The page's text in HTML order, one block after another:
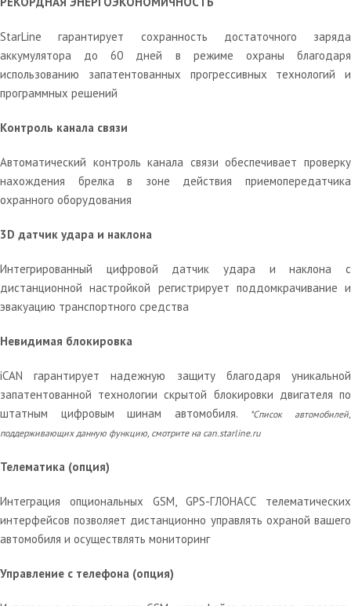
StarLine гарантирует сохранность достаточного заряда
аккумулятора до 60 дней в режиме охраны благодаря
использованию запатентованных прогрессивных технологий и
программных решений
Контроль канала связи
Автоматический контроль канала связи обеспечивает проверку
нахождения брелка в зоне действия приемопередатчика
охранного оборудования
3D датчик удара и наклона
Интегрированный цифровой датчик удара и наклона с
дистанционной настройкой регистрирует поддомкрачивание и
эвакуацию транспортного средства
Невидимая блокировка
iCAN гарантирует надежную защиту благодаря уникальной
запатентованной технологии скрытой блокировки двигателя по
штатным цифровым шинам автомобиля.
*Список автомобилей,
поддерживающих данную функцию, смотрите на can.starline.ru
Телематика (опция)
Интеграция опциональных GSM, GPS-ГЛОНАСС телематических
интерфейсов позволяет дистанционно управлять охраной вашего
автомобиля и осуществлять мониторинг
Управление с телефона (опция)